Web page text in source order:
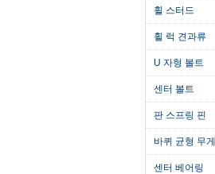
휠 스터드
휠 럭 견과류
U 자형 볼트
센터 볼트
판 스프링 핀
바퀴 균형 무게
센터 베어링